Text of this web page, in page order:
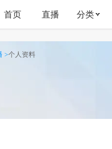
首页 直播 分类
>个人资料